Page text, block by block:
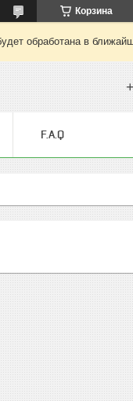
Корзина
обработана в
F.A.Q